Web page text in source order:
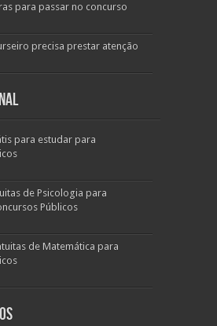
para passar no concurso
precisa prestar atenção
para estudar para
de Psicologia para
Públicos
de Matemática para